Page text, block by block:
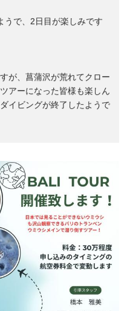
うで、2日目が楽しみです
が、菖蒲沢が荒れてクロー
アーになった皆様も楽しん
イビングが終了したようで